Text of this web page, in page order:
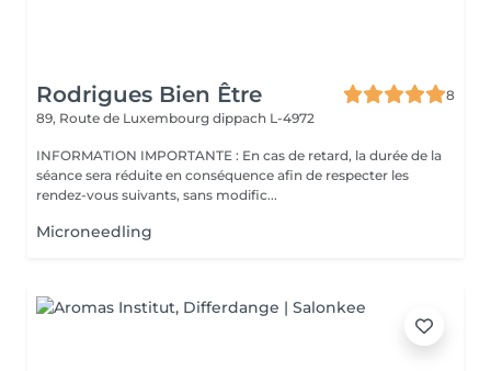
Rodrigues Bien Être
8
89, Route de Luxembourg dippach L-4972
INFORMATION IMPORTANTE : En cas de retard, la durée de la
séance sera réduite en conséquence afin de respecter les
rendez-vous suivants, sans modific...
Microneedling